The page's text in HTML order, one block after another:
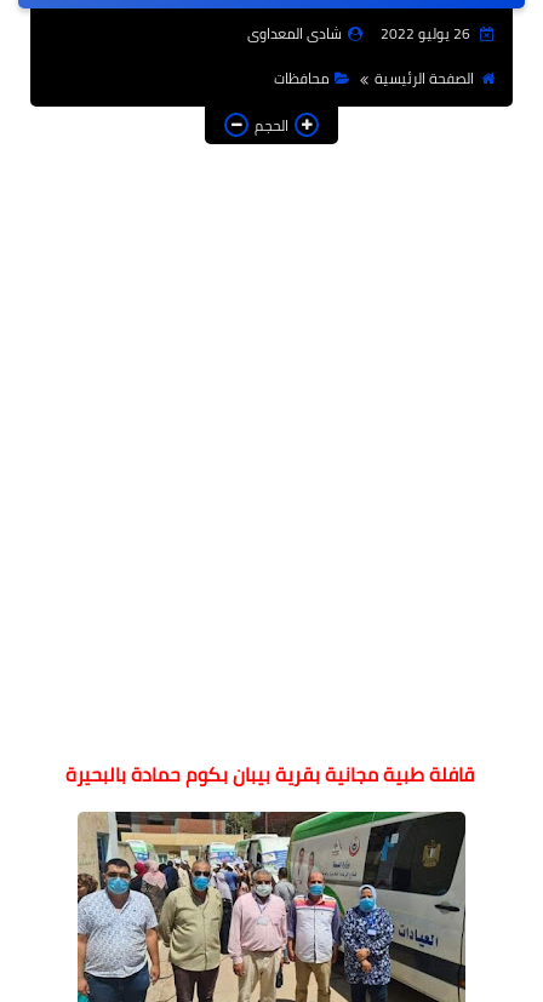
26 يوليو 2022
شادى المعداوى
الصفحة الرئيسية
محافظات
الحجم
قافلة طبية مجانية بقرية بيبان بكوم حمادة بالبحيرة